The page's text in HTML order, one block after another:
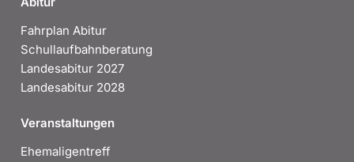
Fahrplan Abitur
Schullaufbahnberatung
Landesabitur 2027
Landesabitur 2028
Veranstaltungen
Ehemaligentreff